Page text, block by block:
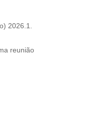
2026.1.
reunião